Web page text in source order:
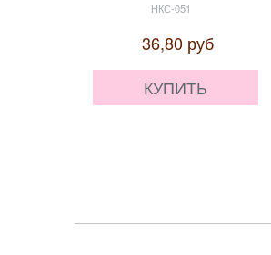
НКС-051
36,80 руб
КУПИТЬ